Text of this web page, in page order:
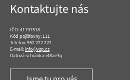
Kontaktujte nás
IČO: 41197518
Kód pojišťovny: 111
Telefon:952 222 222
E-mail:info@vzp.cz
Datová schránka: i48ae3q